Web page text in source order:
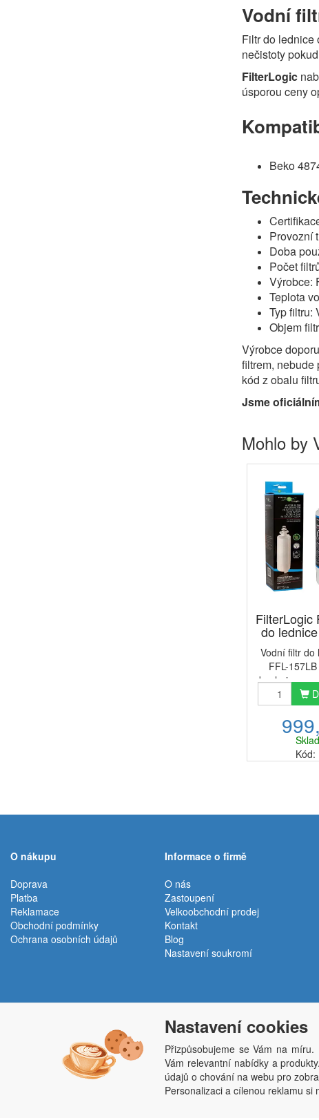
Vodní
Filtr do lednice
nečistoty
FilterLogic
úsporou ceny
Beko
Provozní
Doba
Počet
Výrobce:
Teplota
Typ filtru:
Objem
Výrobce
filtrem, nebude
kód z obalu
Jsme
Mohlo by
FilterLogic
do
Vodní filtr do
FFL-
obsahuje
blok, který
pro použití
redukuje
Kód:
O nákupu
Doprava
Platba
Reklamace
Obchodní podmínky
Ochrana osobních údajů
Informace o firmě
O nás
Zastoupení
Velkoobchodní prodej
Kontakt
Blog
Nastavení soukromí
Penepex s.r.o., Za Špicí 1798, 686 03 Staré
Nastavení cookies
Přizpůsobujeme se Vám na
Vám relevantní nabídky a
údajů o chování na webu pro
Personalizaci a cílenou reklamu